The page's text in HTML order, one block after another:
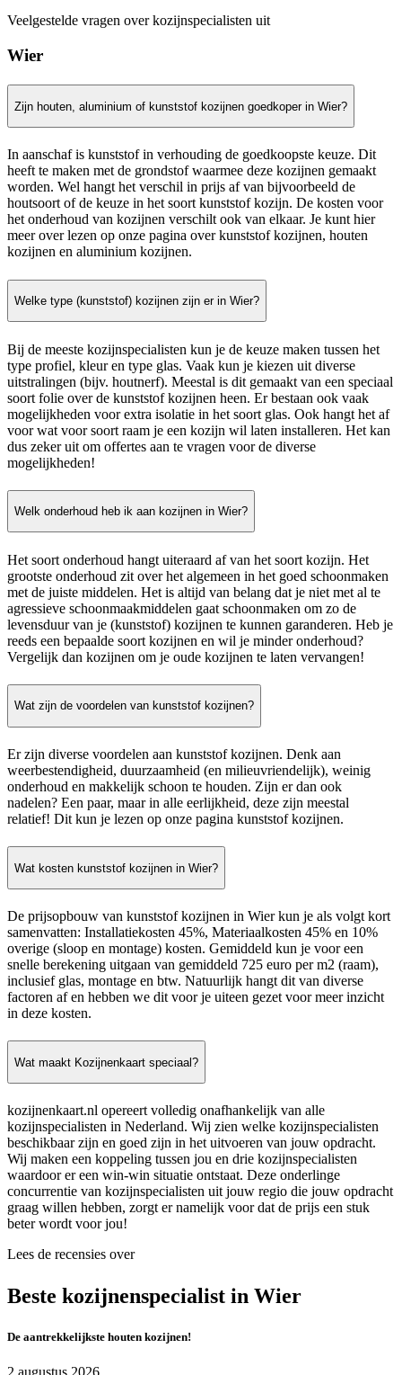
Veelgestelde vragen over kozijnspecialisten uit
Wier
Zijn houten, aluminium of kunststof kozijnen goedkoper in Wier?
In aanschaf is kunststof in verhouding de goedkoopste keuze. Dit
heeft te maken met de grondstof waarmee deze kozijnen gemaakt
worden. Wel hangt het verschil in prijs af van bijvoorbeeld de
houtsoort of de keuze in het soort kunststof kozijn. De kosten voor
het onderhoud van kozijnen verschilt ook van elkaar. Je kunt hier
meer over lezen op onze pagina over kunststof kozijnen, houten
kozijnen en aluminium kozijnen.
Welke type (kunststof) kozijnen zijn er in Wier?
Bij de meeste kozijnspecialisten kun je de keuze maken tussen het
type profiel, kleur en type glas. Vaak kun je kiezen uit diverse
uitstralingen (bijv. houtnerf). Meestal is dit gemaakt van een speciaal
soort folie over de kunststof kozijnen heen. Er bestaan ook vaak
mogelijkheden voor extra isolatie in het soort glas. Ook hangt het af
voor wat voor soort raam je een kozijn wil laten installeren. Het kan
dus zeker uit om offertes aan te vragen voor de diverse
mogelijkheden!
Welk onderhoud heb ik aan kozijnen in Wier?
Het soort onderhoud hangt uiteraard af van het soort kozijn. Het
grootste onderhoud zit over het algemeen in het goed schoonmaken
met de juiste middelen. Het is altijd van belang dat je niet met al te
agressieve schoonmaakmiddelen gaat schoonmaken om zo de
levensduur van je (kunststof) kozijnen te kunnen garanderen. Heb je
reeds een bepaalde soort kozijnen en wil je minder onderhoud?
Vergelijk dan kozijnen om je oude kozijnen te laten vervangen!
Wat zijn de voordelen van kunststof kozijnen?
Er zijn diverse voordelen aan kunststof kozijnen. Denk aan
weerbestendigheid, duurzaamheid (en milieuvriendelijk), weinig
onderhoud en makkelijk schoon te houden. Zijn er dan ook
nadelen? Een paar, maar in alle eerlijkheid, deze zijn meestal
relatief! Dit kun je lezen op onze pagina kunststof kozijnen.
Wat kosten kunststof kozijnen in Wier?
De prijsopbouw van kunststof kozijnen in Wier kun je als volgt kort
samenvatten: Installatiekosten 45%, Materiaalkosten 45% en 10%
overige (sloop en montage) kosten. Gemiddeld kun je voor een
snelle berekening uitgaan van gemiddeld 725 euro per m2 (raam),
inclusief glas, montage en btw. Natuurlijk hangt dit van diverse
factoren af en hebben we dit voor je uiteen gezet voor meer inzicht
in deze kosten.
Wat maakt Kozijnenkaart speciaal?
kozijnenkaart.nl opereert volledig onafhankelijk van alle
kozijnspecialisten in Nederland. Wij zien welke kozijnspecialisten
beschikbaar zijn en goed zijn in het uitvoeren van jouw opdracht.
Wij maken een koppeling tussen jou en drie kozijnspecialisten
waardoor er een win-win situatie ontstaat. Deze onderlinge
concurrentie van kozijnspecialisten uit jouw regio die jouw opdracht
graag willen hebben, zorgt er namelijk voor dat de prijs een stuk
beter wordt voor jou!
Lees de recensies over
Beste kozijnenspecialist in Wier
De aantrekkelijkste houten kozijnen!